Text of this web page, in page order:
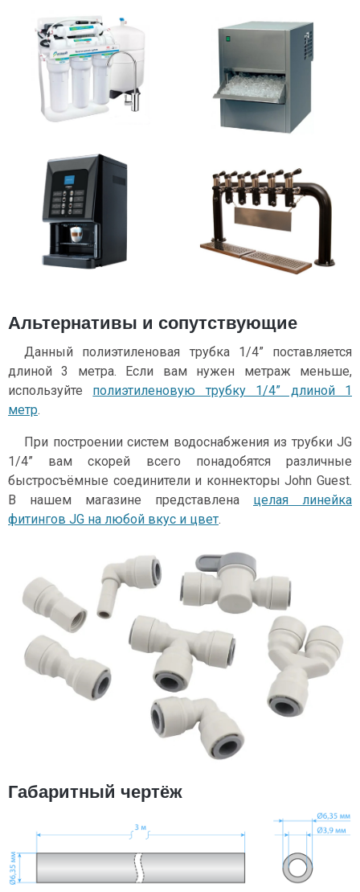
Альтернативы и сопутствующие
Данный полиэтиленовая трубка 1/4” поставляется
длиной 3 метра. Если вам нужен метраж меньше,
используйте полиэтиленовую трубку 1/4” длиной 1
метр.
При построении систем водоснабжения из трубки JG
1/4” вам скорей всего понадобятся различные
быстросъёмные соединители и коннекторы John Guest.
В нашем магазине представлена целая линейка
фитингов JG на любой вкус и цвет.
Габаритный чертёж